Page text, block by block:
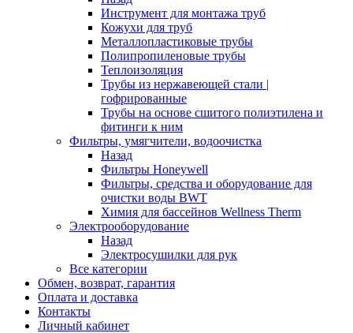
Инструмент для монтажа труб
Кожухи для труб
Металлопластиковые трубы
Полипропиленовые трубы
Теплоизоляция
Трубы из нержавеющей стали |
гофрированные
Трубы на основе сшитого полиэтилена и
фитинги к ним
Фильтры, умягчители, водоочистка
Назад
Фильтры Honeywell
Фильтры, средства и оборудование для
очистки воды BWT
Химия для бассейнов Wellness Therm
Электрооборудование
Назад
Электросушилки для рук
Все категории
Обмен, возврат, гарантия
Оплата и доставка
Контакты
Личный кабинет